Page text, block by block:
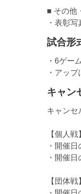
■ その他
・表彰
試合形
・6ゲー
・アッ
キャン
キャンセ
【個人戦
・開催
・開催
【団体戦